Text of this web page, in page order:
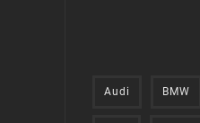
Audi BMW